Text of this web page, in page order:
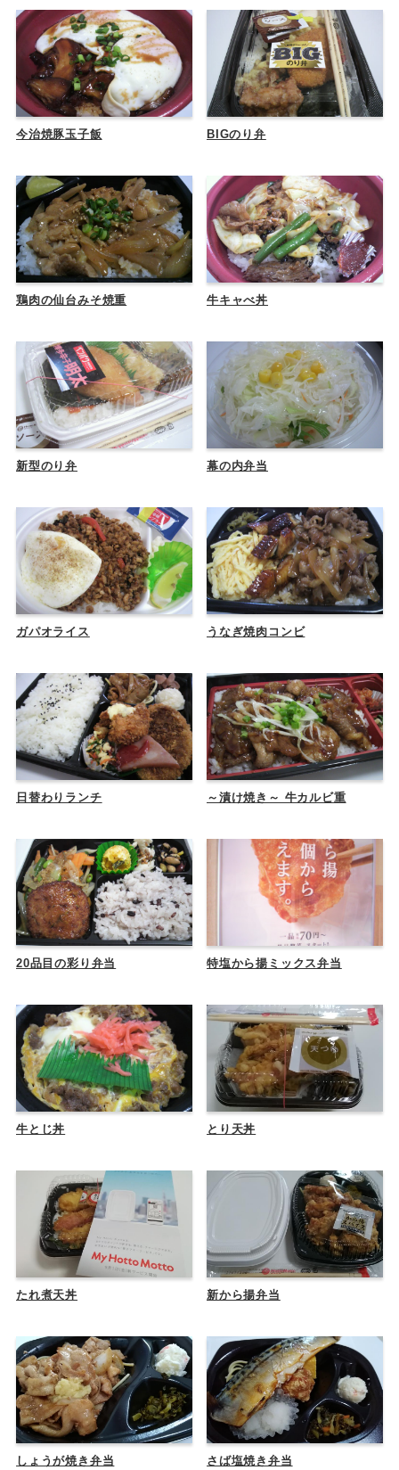
今治焼豚玉子飯 BIGのり弁
鶏肉の仙台みそ焼重 牛キャべ丼
新型のり弁 幕の内弁当
ガパオライス うなぎ焼肉コンビ
日替わりランチ ～漬け焼き～ 牛カルビ重
20品目の彩り弁当 特塩から揚ミックス弁当
牛とじ丼 とり天丼
たれ煮天丼 新から揚弁当
しょうが焼き弁当 さば塩焼き弁当